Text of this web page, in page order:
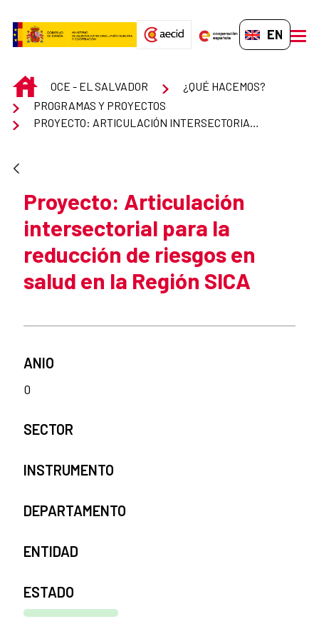
EN-GB
INICIOOCE - EL SALVADOR
¿QUÉ HACEMOS?
PROGRAMAS Y PROYECTOS
Proyecto: Articulación
intersectorial para la
reducción de riesgos en
salud en la Región SICA
ANIO
0
SECTOR
INSTRUMENTO
DEPARTAMENTO
ENTIDAD
ESTADO